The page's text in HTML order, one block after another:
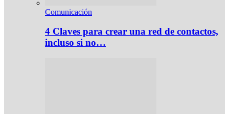
Comunicación
4 Claves para crear una red de contactos,
incluso si no…